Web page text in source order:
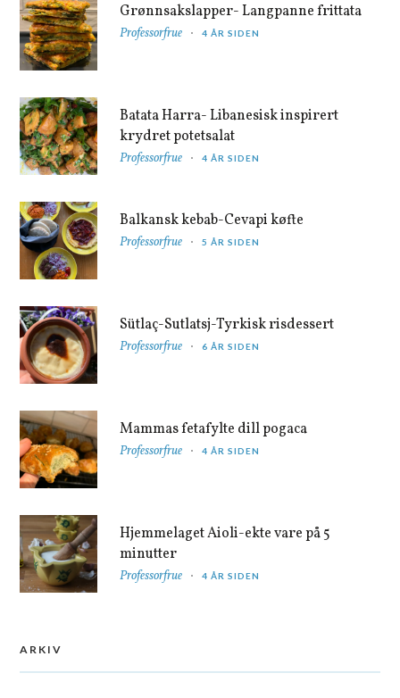
Grønnsakslapper- Langpanne frittata
Professorfrue 4 ÅR SIDEN
Batata Harra- Libanesisk inspirert
krydret potetsalat
Professorfrue 4 ÅR SIDEN
Balkansk kebab-Cevapi køfte
Professorfrue 5 ÅR SIDEN
Sütlaç-Sutlatsj-Tyrkisk risdessert
Professorfrue 6 ÅR SIDEN
Mammas fetafylte dill pogaca
Professorfrue 4 ÅR SIDEN
Hjemmelaget Aioli-ekte vare på 5
minutter
Professorfrue 4 ÅR SIDEN
ARKIV